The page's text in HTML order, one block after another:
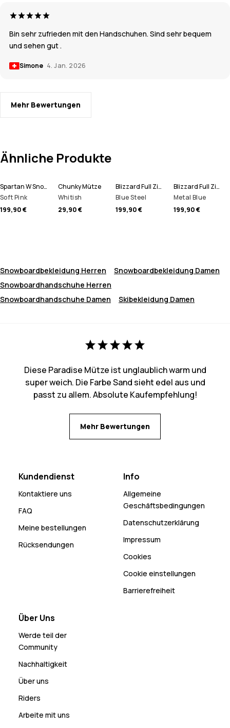
Bin sehr zufrieden mit den Handschuhen. Sind sehr bequem
und sehen gut .
Simone 4. Jan. 2026
Mehr Bewertungen
Ähnliche Produkte
Spartan W Snowboardjacke Damen
Soft Pink
199,90 €
Chunky Mütze
Whitish
29,90 €
Blizzard Full Zip Snowboardjacke Herren
Blue Steel
199,90 €
Blizzard Full Zip Skijacke Herren
Metal Blue
199,90 €
Snowboardbekleidung Herren
Snowboardbekleidung Damen
Snowboardhandschuhe Herren
Snowboardhandschuhe Damen
Skibekleidung Damen
Diese Paradise Mütze ist unglaublich warm und
super weich. Die Farbe Sand sieht edel aus und
passt zu allem. Absolute Kaufempfehlung!
Mehr Bewertungen
Kundendienst
Kontaktiere uns
FAQ
Meine bestellungen
Rücksendungen
Info
Allgemeine
Geschäftsbedingungen
Datenschutzerklärung
Impressum
Cookies
Cookie einstellungen
Barrierefreiheit
Über Uns
Werde teil der
Community
Nachhaltigkeit
Über uns
Riders
Arbeite mit uns